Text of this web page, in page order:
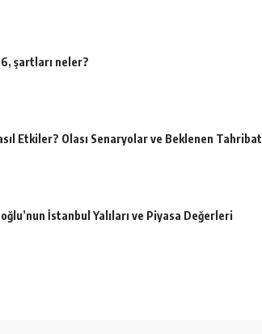
şartları neler?
Etkiler? Olası Senaryolar ve Beklenen Tahribat
İstanbul Yalıları ve Piyasa Değerleri